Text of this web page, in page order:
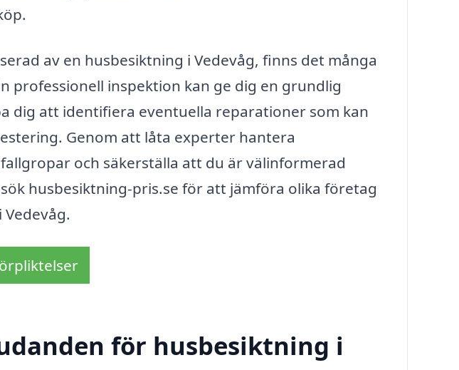
av en husbesiktning i Vedevåg, finns det många
professionell inspektion kan ge dig en grundlig
dig att identifiera eventuella reparationer som kan
Genom att låta experter hantera
och säkerställa att du är välinformerad
husbesiktning-pris.se för att jämföra olika företag
för husbesiktning i